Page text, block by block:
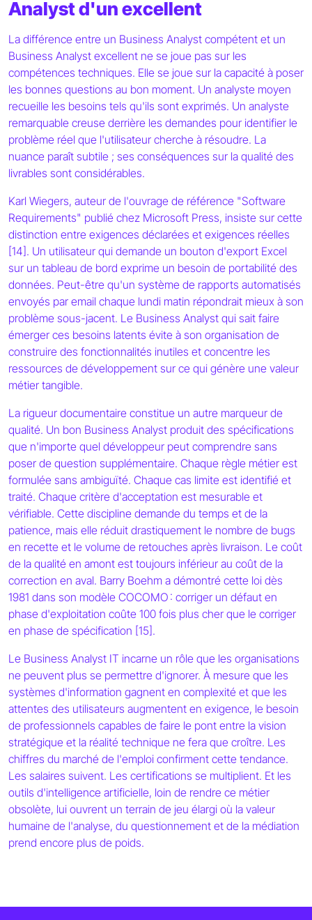
Analyst d'un excellent
La différence entre un Business Analyst compétent et un
Business Analyst excellent ne se joue pas sur les
compétences techniques. Elle se joue sur la capacité à poser
les bonnes questions au bon moment. Un analyste moyen
recueille les besoins tels qu'ils sont exprimés. Un analyste
remarquable creuse derrière les demandes pour identifier le
problème réel que l'utilisateur cherche à résoudre. La
nuance paraît subtile ; ses conséquences sur la qualité des
livrables sont considérables.
Karl Wiegers, auteur de l'ouvrage de référence "Software
Requirements" publié chez Microsoft Press, insiste sur cette
distinction entre exigences déclarées et exigences réelles
[14]. Un utilisateur qui demande un bouton d'export Excel
sur un tableau de bord exprime un besoin de portabilité des
données. Peut-être qu'un système de rapports automatisés
envoyés par email chaque lundi matin répondrait mieux à son
problème sous-jacent. Le Business Analyst qui sait faire
émerger ces besoins latents évite à son organisation de
construire des fonctionnalités inutiles et concentre les
ressources de développement sur ce qui génère une valeur
métier tangible.
La rigueur documentaire constitue un autre marqueur de
qualité. Un bon Business Analyst produit des spécifications
que n'importe quel développeur peut comprendre sans
poser de question supplémentaire. Chaque règle métier est
formulée sans ambiguïté. Chaque cas limite est identifié et
traité. Chaque critère d'acceptation est mesurable et
vérifiable. Cette discipline demande du temps et de la
patience, mais elle réduit drastiquement le nombre de bugs
en recette et le volume de retouches après livraison. Le coût
de la qualité en amont est toujours inférieur au coût de la
correction en aval. Barry Boehm a démontré cette loi dès
1981 dans son modèle COCOMO : corriger un défaut en
phase d'exploitation coûte 100 fois plus cher que le corriger
en phase de spécification [15].
Le Business Analyst IT incarne un rôle que les organisations
ne peuvent plus se permettre d'ignorer. À mesure que les
systèmes d'information gagnent en complexité et que les
attentes des utilisateurs augmentent en exigence, le besoin
de professionnels capables de faire le pont entre la vision
stratégique et la réalité technique ne fera que croître. Les
chiffres du marché de l'emploi confirment cette tendance.
Les salaires suivent. Les certifications se multiplient. Et les
outils d'intelligence artificielle, loin de rendre ce métier
obsolète, lui ouvrent un terrain de jeu élargi où la valeur
humaine de l'analyse, du questionnement et de la médiation
prend encore plus de poids.